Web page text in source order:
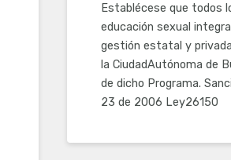
Establécese que todos
educación sexual
gestión estatal y
la CiudadAutónoma de
de dicho Programa.
23 de 2006 Ley26150